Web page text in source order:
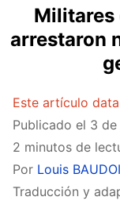
Militares
arrestaron
Este artículo
Publicado el 3
2 minutos de
Por Louis
Traducción y